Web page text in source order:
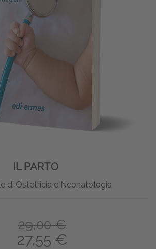
IL PARTO
di Ostetricia e Neonatologia
29,00 €
27,55 €